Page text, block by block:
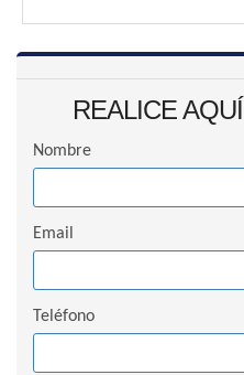
REALICE
Nombre
Email
Teléfono